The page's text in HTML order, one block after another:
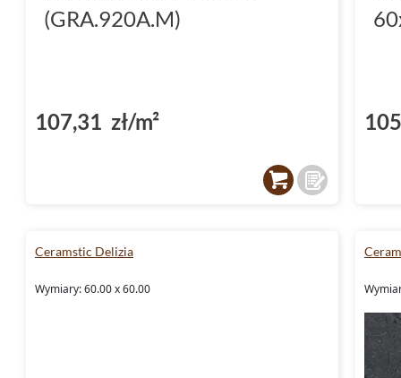
(GRA.920A.M)
107,31 zł/m²
Ceramstic Delizia
Wymiary: 60.00 x 60.00